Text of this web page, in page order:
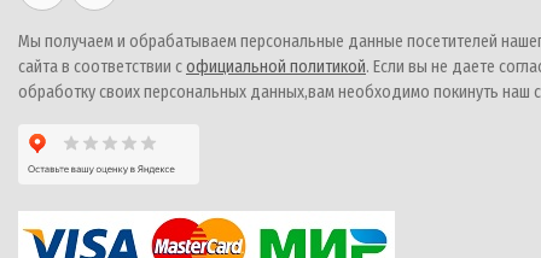
Мы получаем и обрабатываем персональные данные посетителей
сайта в соответствии софициальной политикой. Если вы не даете
обработку своих персональных данных,вам необходимо покинуть наш